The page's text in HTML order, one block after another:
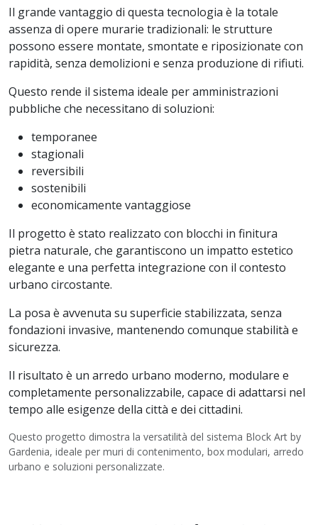
Il grande vantaggio di questa tecnologia è la totale
assenza di opere murarie tradizionali: le strutture
possono essere montate, smontate e riposizionate con
rapidità, senza demolizioni e senza produzione di rifiuti.
Questo rende il sistema ideale per amministrazioni
pubbliche che necessitano di soluzioni:
temporanee
stagionali
reversibili
sostenibili
economicamente vantaggiose
Il progetto è stato realizzato con blocchi in finitura
pietra naturale, che garantiscono un impatto estetico
elegante e una perfetta integrazione con il contesto
urbano circostante.
La posa è avvenuta su superficie stabilizzata, senza
fondazioni invasive, mantenendo comunque stabilità e
sicurezza.
Il risultato è un arredo urbano moderno, modulare e
completamente personalizzabile, capace di adattarsi nel
tempo alle esigenze della città e dei cittadini.
Questo progetto dimostra la versatilità del sistema Block Art by
Gardenia, ideale per muri di contenimento, box modulari, arredo
urbano e soluzioni personalizzate.